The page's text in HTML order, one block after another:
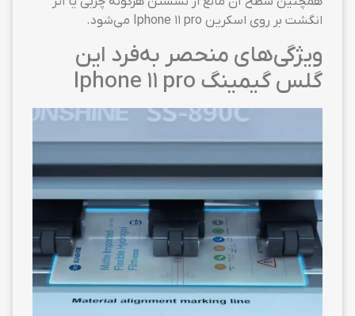
انگشت بر روی اسکرین Iphone 11 pro می‌شود.
ویژگی‌های منحصر به‌فرد این
گلس گیمینگ Iphone 11 pro